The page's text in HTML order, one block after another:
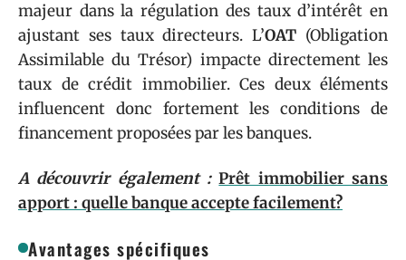
majeur dans la régulation des taux d’intérêt en
ajustant ses taux directeurs. L’OAT (Obligation
Assimilable du Trésor) impacte directement les
taux de crédit immobilier. Ces deux éléments
influencent donc fortement les conditions de
financement proposées par les banques.
A découvrir également : Prêt immobilier sans
apport : quelle banque accepte facilement?
Avantages spécifiques